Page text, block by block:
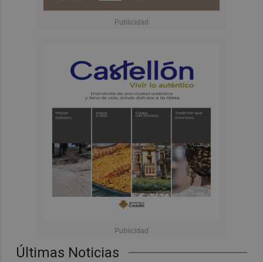
Últimas Noticias